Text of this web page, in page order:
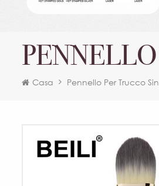
Casa Pennello Per Trucco